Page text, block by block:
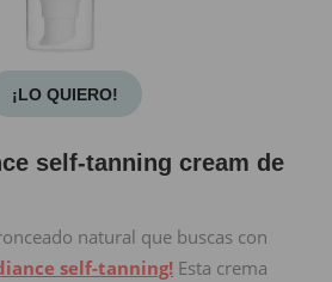
¡LO QUIERO!
self-tanning cream de
natural que buscas con
self-tanning! Esta crema